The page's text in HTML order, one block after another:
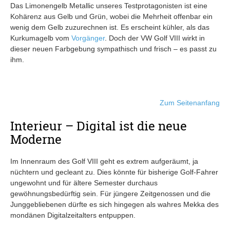
Das Limonengelb Metallic unseres Testprotagonisten ist eine
Kohärenz aus Gelb und Grün, wobei die Mehrheit offenbar ein
wenig dem Gelb zuzurechnen ist. Es erscheint kühler, als das
Kurkumagelb vom Vorgänger. Doch der VW Golf VIII wirkt in
dieser neuen Farbgebung sympathisch und frisch – es passt zu
ihm.
Zum Seitenanfang
Interieur – Digital ist die neue
Moderne
Im Innenraum des Golf VIII geht es extrem aufgeräumt, ja
nüchtern und gecleant zu. Dies könnte für bisherige Golf-Fahrer
ungewohnt und für ältere Semester durchaus
gewöhnungsbedürftig sein. Für jüngere Zeitgenossen und die
Junggebliebenen dürfte es sich hingegen als wahres Mekka des
mondänen Digitalzeitalters entpuppen.